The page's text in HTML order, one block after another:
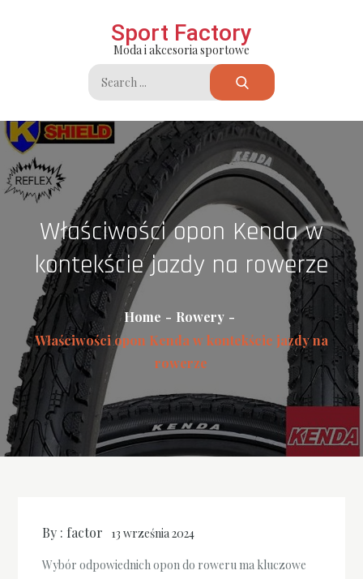
Sport Factory
Moda i akcesoria sportowe
Search
for:
Właściwości opon Kenda w
kontekście jazdy na rowerze
Home
Rowery
Właściwości opon Kenda w kontekście jazdy na
rowerze
By : factor 13 września 2024
Wybór odpowiednich opon do roweru ma kluczowe